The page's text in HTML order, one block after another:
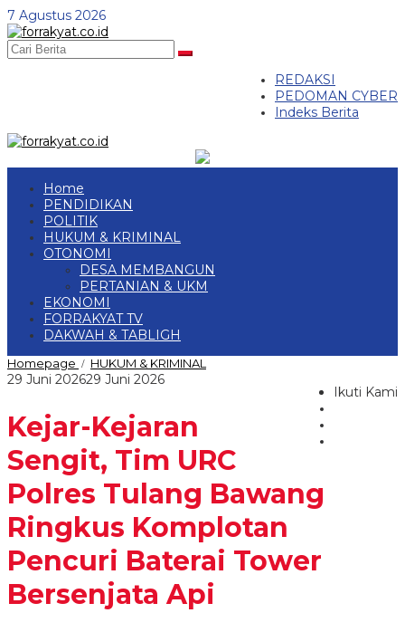
Skip
to
content
7 Agustus 2026
REDAKSI
PEDOMAN CYBER
Indeks Berita
Home
PENDIDIKAN
POLITIK
HUKUM & KRIMINAL
OTONOMI
DESA MEMBANGUN
PERTANIAN & UKM
EKONOMI
FORRAKYAT TV
DAKWAH & TABLIGH
Homepage / HUKUM & KRIMINAL
Tulang
Bawang
Komplotan
Pencuri
Baterai
Tower
Bersenjata
Api
Ikuti Kami
29 Juni 202629 Juni 2026oleh
Kejar-Kejaran
Sengit, Tim URC
Polres Tulang Bawang
Ringkus Komplotan
Pencuri Baterai Tower
Bersenjata Api